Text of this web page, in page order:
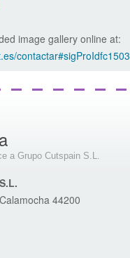
image gallery online at:
a Grupo Cutspain S.L.
44200